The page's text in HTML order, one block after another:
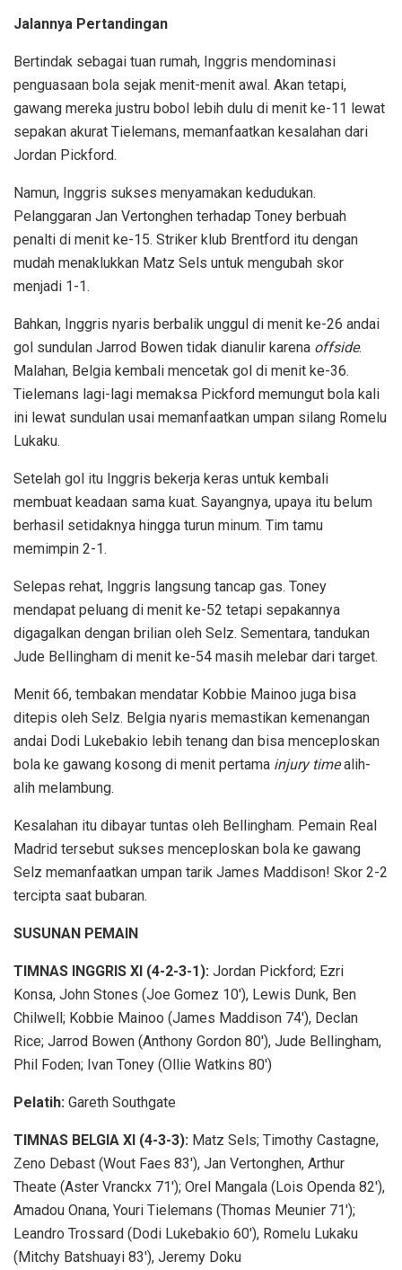
Jalannya Pertandingan
Bertindak sebagai tuan rumah, Inggris mendominasi
penguasaan bola sejak menit-menit awal. Akan tetapi,
gawang mereka justru bobol lebih dulu di menit ke-11 lewat
sepakan akurat Tielemans, memanfaatkan kesalahan dari
Jordan Pickford.
Namun, Inggris sukses menyamakan kedudukan.
Pelanggaran Jan Vertonghen terhadap Toney berbuah
penalti di menit ke-15. Striker klub Brentford itu dengan
mudah menaklukkan Matz Sels untuk mengubah skor
menjadi 1-1.
Bahkan, Inggris nyaris berbalik unggul di menit ke-26 andai
gol sundulan Jarrod Bowen tidak dianulir karena offside.
Malahan, Belgia kembali mencetak gol di menit ke-36.
Tielemans lagi-lagi memaksa Pickford memungut bola kali
ini lewat sundulan usai memanfaatkan umpan silang Romelu
Lukaku.
Setelah gol itu Inggris bekerja keras untuk kembali
membuat keadaan sama kuat. Sayangnya, upaya itu belum
berhasil setidaknya hingga turun minum. Tim tamu
memimpin 2-1.
Selepas rehat, Inggris langsung tancap gas. Toney
mendapat peluang di menit ke-52 tetapi sepakannya
digagalkan dengan brilian oleh Selz. Sementara, tandukan
Jude Bellingham di menit ke-54 masih melebar dari target.
Menit 66, tembakan mendatar Kobbie Mainoo juga bisa
ditepis oleh Selz. Belgia nyaris memastikan kemenangan
andai Dodi Lukebakio lebih tenang dan bisa menceploskan
bola ke gawang kosong di menit pertama injury timealih-
alih melambung.
Kesalahan itu dibayar tuntas oleh Bellingham. Pemain Real
Madrid tersebut sukses menceploskan bola ke gawang
Selz memanfaatkan umpan tarik James Maddison! Skor 2-2
tercipta saat bubaran.
SUSUNAN PEMAIN
TIMNAS INGGRIS XI (4-2-3-1): Jordan Pickford; Ezri
Konsa, John Stones (Joe Gomez 10′), Lewis Dunk, Ben
Chilwell; Kobbie Mainoo (James Maddison 74′), Declan
Rice; Jarrod Bowen (Anthony Gordon 80′), Jude Bellingham,
Phil Foden; Ivan Toney (Ollie Watkins 80′)
Pelatih: Gareth Southgate
TIMNAS BELGIA XI (4-3-3): Matz Sels; Timothy Castagne,
Zeno Debast (Wout Faes 83′), Jan Vertonghen, Arthur
Theate (Aster Vranckx 71′); Orel Mangala (Lois Openda 82′),
Amadou Onana, Youri Tielemans (Thomas Meunier 71′);
Leandro Trossard (Dodi Lukebakio 60′), Romelu Lukaku
(Mitchy Batshuayi 83′), Jeremy Doku